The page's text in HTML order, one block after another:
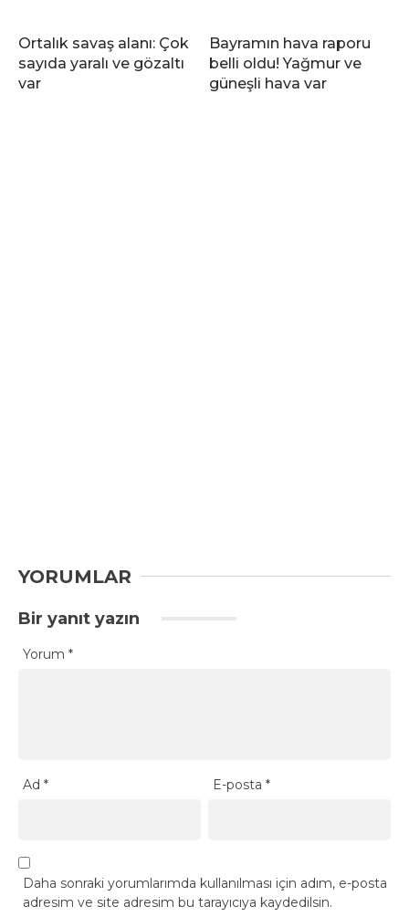
Ortalık savaş alanı: Çok
sayıda yaralı ve gözaltı
var
Bayramın hava raporu
belli oldu! Yağmur ve
güneşli hava var
YORUMLAR
Bir yanıt yazın
Yorum *
Ad * E-posta*
Daha sonraki yorumlarımda kullanılması için adım, e-posta
adresim ve site adresim bu tarayıcıya kaydedilsin.